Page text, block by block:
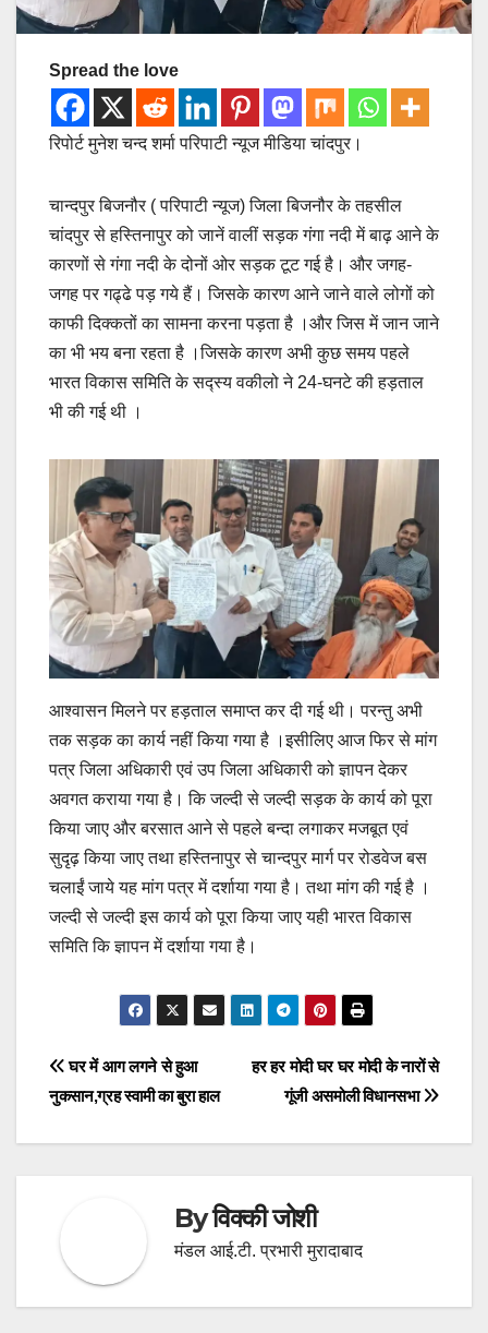
Spread the love
रिपोर्ट मुनेश चन्द शर्मा परिपाटी न्यूज मीडिया चांदपुर।
चान्दपुर बिजनौर ( परिपाटी न्यूज) जिला बिजनौर के तहसील
चांदपुर से हस्तिनापुर को जानें वालीं सड़क गंगा नदी में बाढ़ आने के
कारणों से गंगा नदी के दोनों ओर सड़क टूट गई है। और जगह-
जगह पर गढ्ढे पड़ गये हैं। जिसके कारण आने जाने वाले लोगों को
काफी दिक्कतों का सामना करना पड़ता है ।और जिस में जान जाने
का भी भय बना रहता है ।जिसके कारण अभी कुछ समय पहले
भारत विकास समिति के सद्स्य वकीलो ने 24-घनटे की हड़ताल
भी की गई थी ।
आश्वासन मिलने पर हड़ताल समाप्त कर दी गई थी। परन्तु अभी
तक सड़क का कार्य नहीं किया गया है ।इसीलिए आज फिर से मांग
पत्र जिला अधिकारी एवं उप जिला अधिकारी को ज्ञापन देकर
अवगत कराया गया है। कि जल्दी से जल्दी सड़क के कार्य को पूरा
किया जाए और बरसात आने से पहले बन्दा लगाकर मजबूत एवं
सुदृढ़ किया जाए तथा हस्तिनापुर से चान्दपुर मार्ग पर रोडवेज बस
चलाईं जाये यह मांग पत्र में दर्शाया गया है। तथा मांग की गई है ।
जल्दी से जल्दी इस कार्य को पूरा किया जाए यही भारत विकास
समिति कि ज्ञापन में दर्शाया गया है।
Post
navigation
हर हर मोदी घर घर मोदी के नारों से
गूंजी असमोली विधानसभा
घर में आग लगने से हुआ
नुकसान,ग्रह स्वामी का बुरा हाल
Byविक्की जोशी
मंडल आई.टी. प्रभारी मुरादाबाद